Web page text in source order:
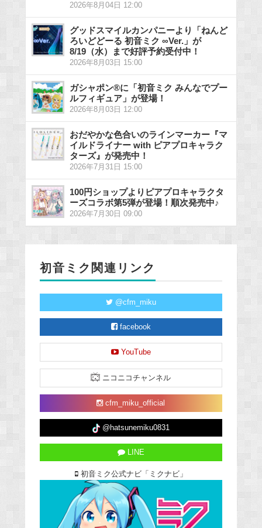
2026年8月04日 12:00
グッドスマイルカンパニーより「ねんど
ろいどどーる 初音ミク ∞Ver.」が
8/19（水）まで好評予約受付中！
2026年8月03日 15:00
ガシャポン®に「初音ミク みんなでプー
ルフィギュア」が登場！
2026年8月03日 12:00
おだやかな色合いのラインマーカー『マ
イルドライナー with ピアプロキャラク
ターズ』が発売中！
2026年7月31日 15:00
100円ショップよりピアプロキャラクタ
ーズコラボ第5弾が登場！順次発売中♪
2026年7月30日 09:00
初音ミク関連リンク
@cfm_miku
facebook
YouTube
ニコニコチャンネル
cfm_miku_official
@hatsunemiku0831
LINE
初音ミク公式ナビ「ミクナビ」